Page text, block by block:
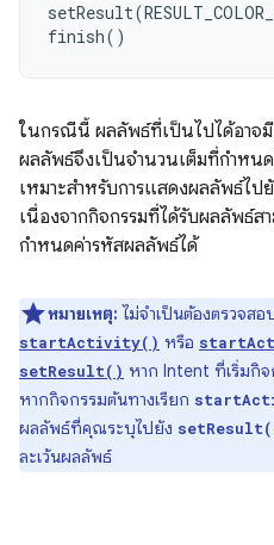
setResult(
finish()
ในกรณีนี้ ผลลัพธ์ที่เป็นไปได้อาจมี
ผลลัพธ์จึงเป็นจำนวนเต็มที่กำหนด
เหมาะสำหรับการแสดงผลลัพธ์ไ
เนื่องจากกิจกรรมที่ได้รับผลลัพธ์ส
กำหนดค่ารหัสผลลัพธ์ได้
หมายเหตุ: ไม่จำเป็นต้องตรวจส
startActivity() หรือ
setResult() หาก Intent ที่เริ่มกิ
หากกิจกรรมต้นทางเรียก
ผลลัพธ์ที่คุณระบุไปยัง
ละเว้นผลลัพธ์